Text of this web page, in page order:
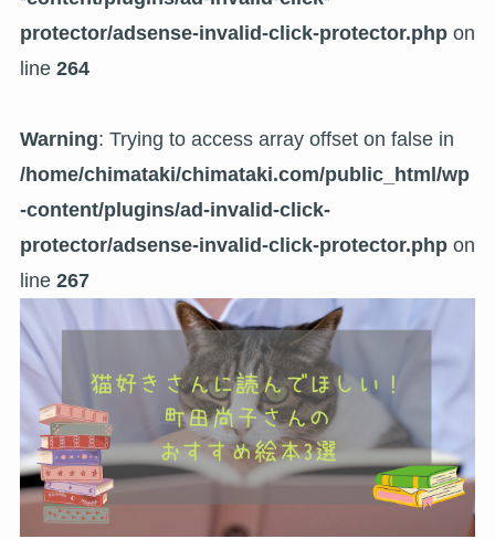
protector/adsense-invalid-click-protector.phpon
line 264
Warning: Trying to access array offset on false in
/home/chimataki/chimataki.com/public_html/wp
-content/plugins/ad-invalid-click-
protector/adsense-invalid-click-protector.phpon
line 267